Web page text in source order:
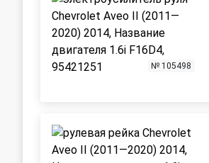
№ 105498